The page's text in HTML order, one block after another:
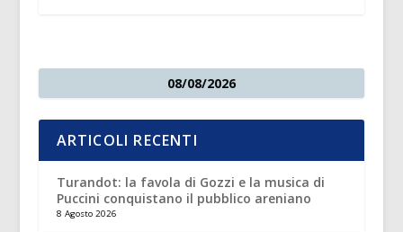
08/08/2026
ARTICOLI RECENTI
Turandot: la favola di Gozzi e la musica di
Puccini conquistano il pubblico areniano
8 Agosto 2026